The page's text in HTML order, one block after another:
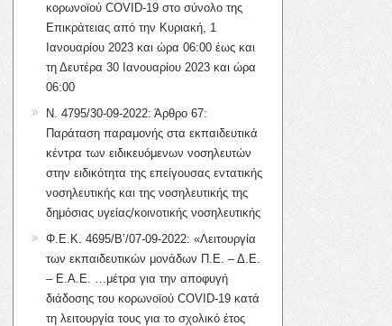
κορωνοϊού COVID-19 στο σύνολο της
Επικράτειας από την Κυριακή, 1
Ιανουαρίου 2023 και ώρα 06:00 έως και
τη Δευτέρα 30 Ιανουαρίου 2023 και ώρα
06:00
Ν. 4795/30-09-2022: Άρθρο 67:
Παράταση παραμονής στα εκπαιδευτικά
κέντρα των ειδικευόμενων νοσηλευτών
στην ειδικότητα της επείγουσας εντατικής
νοσηλευτικής και της νοσηλευτικής της
δημόσιας υγείας/κοινοτικής νοσηλευτικής
Φ.Ε.Κ. 4695/Β’/07-09-2022: «Λειτουργία
των εκπαιδευτικών μονάδων Π.Ε. – Δ.Ε.
– Ε.Α.Ε. …μέτρα για την αποφυγή
διάδοσης του κορωνοϊού COVID-19 κατά
τη λειτουργία τους για το σχολικό έτος